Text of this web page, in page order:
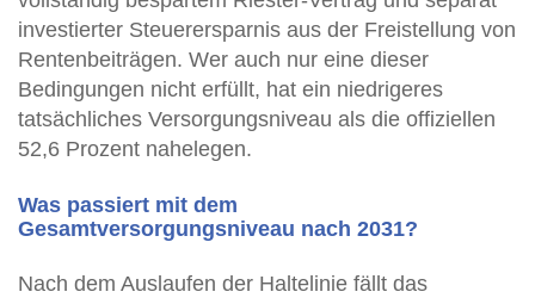
investierter Steuerersparnis aus der Freistellung von
Rentenbeiträgen. Wer auch nur eine dieser
Bedingungen nicht erfüllt, hat ein niedrigeres
tatsächliches Versorgungsniveau als die offiziellen
52,6 Prozent nahelegen.
Was passiert mit dem
Gesamtversorgungsniveau nach 2031?
Nach dem Auslaufen der Haltelinie fällt das